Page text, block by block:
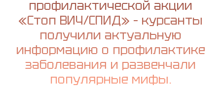
профилактической акции
«Стоп ВИЧ/СПИД» – курсанты
получили актуальную
информацию о профилактике
заболевания и развенчали
популярные мифы.